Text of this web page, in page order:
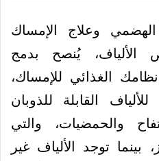
وعلاج الإمساك
الألياف، يُنصح بدمج
الغذائي للإمساك،
القابلة للذوبان
والحمضيات، والتي
بينما توجد الألياف غير